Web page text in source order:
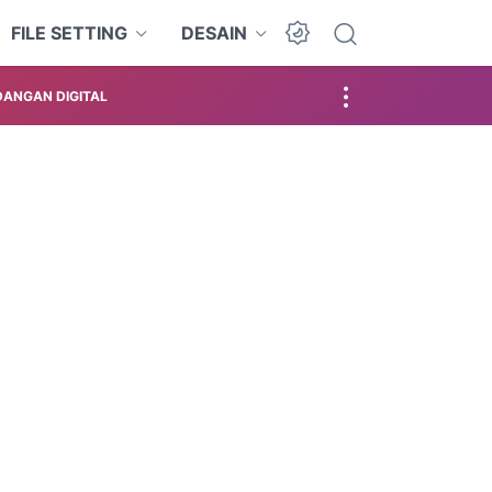
FILE SETTING DESAIN
DIGITAL